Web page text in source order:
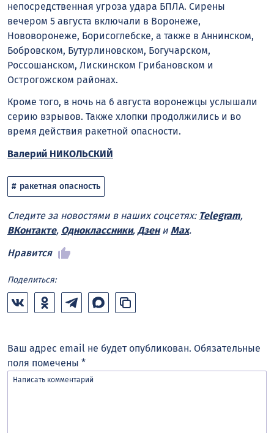
непосредственная угроза удара БПЛА. Сирены
вечером 5 августа включали в Воронеже,
Нововоронеже, Борисоглебске, а также в Аннинском,
Бобровском, Бутурлиновском, Богучарском,
Россошанском, Лискинском Грибановском и
Острогожском районах.
Кроме того, в ночь на 6 августа воронежцы услышали
серию взрывов. Также хлопки продолжились и во
время действия ракетной опасности.
Валерий НИКОЛЬСКИЙ
ракетная опасность
Следите за новостями в наших соцсетях: Telegram,
ВКонтакте, Одноклассники, Дзени Max.
Нравится
Поделиться:
Ваш адрес email не будет опубликован. Обязательные
поля помечены *